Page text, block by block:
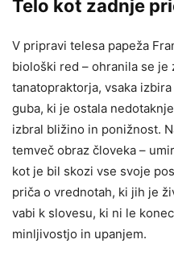
Telo kot zadnje
V pripravi telesa papeža
biološki red – ohranila se je
tanatopraktorja, vsaka
guba, ki je ostala
izbral bližino in ponižnost.
temveč obraz človeka –
kot je bil skozi vse svoje
priča o vrednotah, ki jih je
vabi k slovesu, ki ni le
minljivostjo in upanjem.